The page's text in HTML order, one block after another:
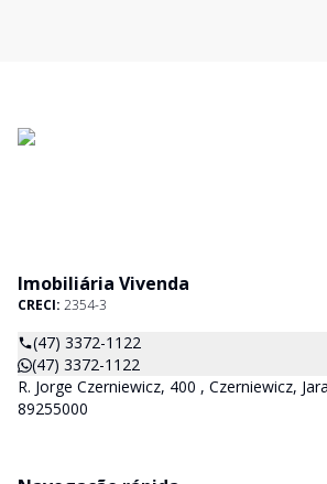
Imobiliária Vivenda
CRECI: 2354-3
(47) 3372-1122
(47) 3372-1122
R. Jorge Czerniewicz, 400 , Czerniewicz,
89255000